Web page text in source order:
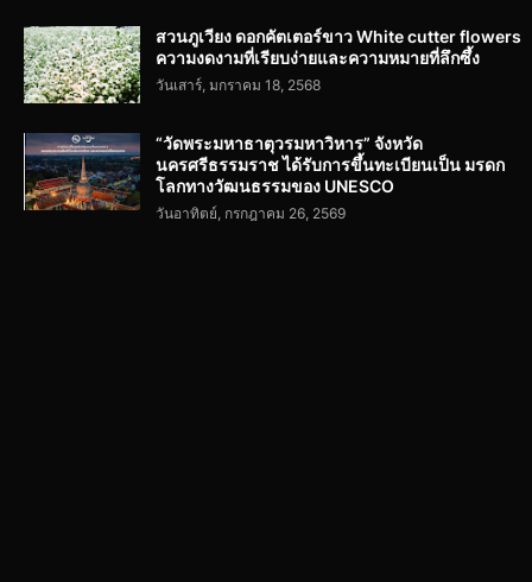
สวนภูเวียง ดอกคัตเตอร์ขาว White cutter flowers
ความงดงามที่เรียบง่ายและความหมายที่ลึกซึ้ง
วันเสาร์, มกราคม 18, 2568
“วัดพระมหาธาตุวรมหาวิหาร” จังหวัด
นครศรีธรรมราช ได้รับการขึ้นทะเบียนเป็น มรดก
โลกทางวัฒนธรรมของ UNESCO
วันอาทิตย์, กรกฎาคม 26, 2569